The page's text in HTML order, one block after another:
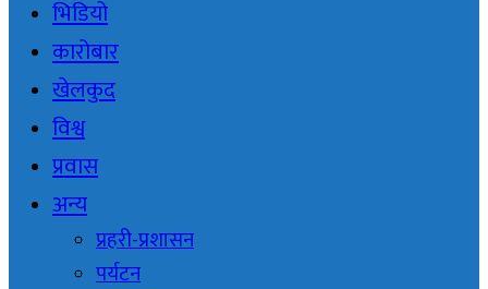
भिडियो
कारोबार
खेलकुद
विश्व
प्रवास
अन्य
प्रहरी-प्रशासन
पर्यटन